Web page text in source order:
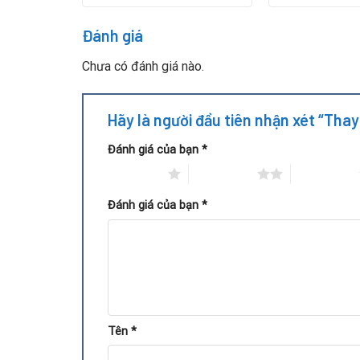
Linh kiện chất lượng: Cam kết sử dụng tụ
Đánh giá
Chưa có đánh giá nào.
Hãy là người đầu tiên nhận xét
Đánh giá của bạn *
Đánh giá của bạn *
Tên *